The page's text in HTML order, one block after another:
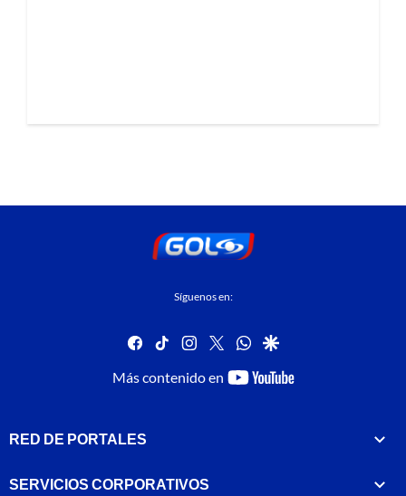
Síguenos en:
facebook
tiktok instagram
twitterwhatsapp
google
Más contenido en
youtube-
RED DE PORTALES
SERVICIOS CORPORATIVOS